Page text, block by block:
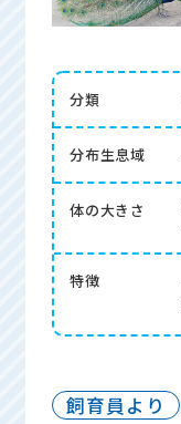
分類
分布生息域
体の大きさ
特徴
飼育員より